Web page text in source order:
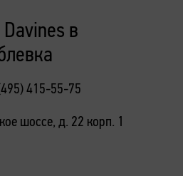
в
415-55-75
шоссе, д. 22 корп. 1